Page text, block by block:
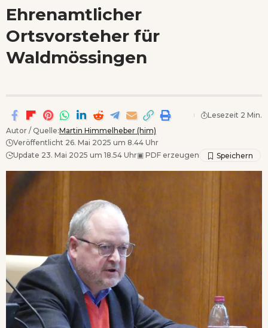
Ehrenamtlicher
Ortsvorsteher für
Waldmössingen
Autor / Quelle:Martin Himmelheber (him)
Veröffentlicht 26. Mai 2025 um 8.44 Uhr
Update 23. Mai 2025 um 18.54 Uhr▣ PDF erzeugen
Lesezeit 2 Min.